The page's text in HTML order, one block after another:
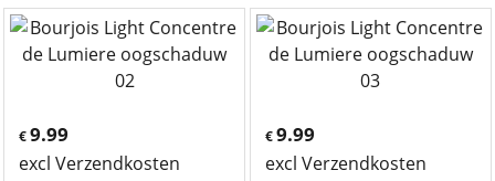
€ 9.99
excl Verzendkosten
€9.99
excl Verzendkosten